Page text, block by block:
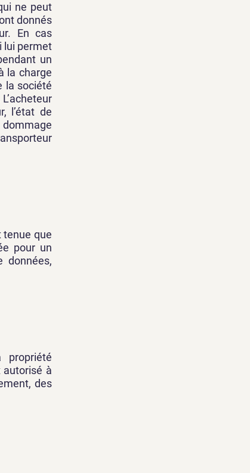
ne peut
donnés
En cas
lui permet
un
la charge
la société
l’état de
tenue que
pour un
données,
autorisé à
des